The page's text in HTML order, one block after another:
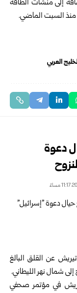
إلى منشآت الطاقة
منذ السبت الماضي.
العربي
دعوة
عن القلق البالغ
شمال نهر الليطاني.
في مؤتمر صحفي